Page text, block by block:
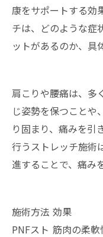
康をサポートする効
チは、どのような症
ットがあるのか、具
肩こりや腰痛は、多
じ姿勢を保つことや
り固まり、痛みを引
行うストレッチ施術
進することで、痛み
施術方法 効果
PNFスト 筋肉の柔